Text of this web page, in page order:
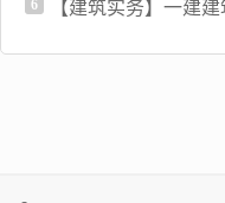
6 【建筑实务】一建